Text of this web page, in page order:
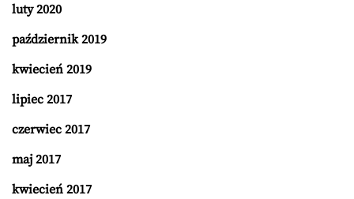
luty 2020
październik 2019
kwiecień 2019
lipiec 2017
czerwiec 2017
maj 2017
kwiecień 2017